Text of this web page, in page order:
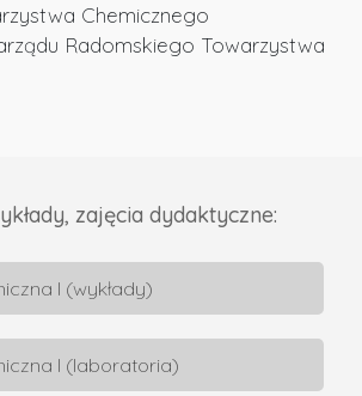
Chemicznego
Radomskiego Towarzystwa
zajęcia dydaktyczne:
I (wykłady)
I (laboratoria)